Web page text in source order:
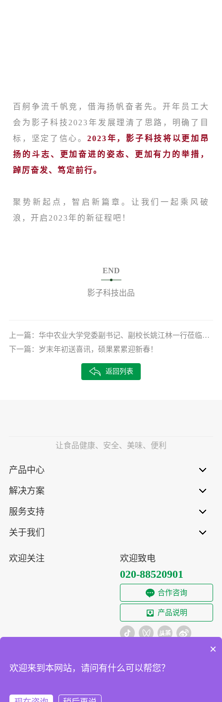
百舸争流千帆竞，借海扬帆奋者先。开年员工大
会为影子科技2023年发展理清了思路，明确了目
标，坚定了信心。 2023年，影子科技将以更加昂
扬的斗志、更加奋进的姿态、更加有力的举措，
踔厉奋发、笃定前行。
聚势新起点，智启新篇章。让我们一起乘风破
浪，开启2023年的新征程吧！
END
影子科技出品
上一篇： 华中农业大学党委副书记、副校长姚江林一行莅临影子科技交流指导
下一篇： 岁末年初送喜讯，硕果累累迎新春！
返回列表
让食品健康、安全、美味、便利
产品中心
解决方案
服务支持
关于我们
欢迎关注 欢迎致电
020-88520901
合作咨询
产品说明
联系我们 隐私条款 免责声明
权所有
×
欢迎来到本网站，请问有什么可以帮您？